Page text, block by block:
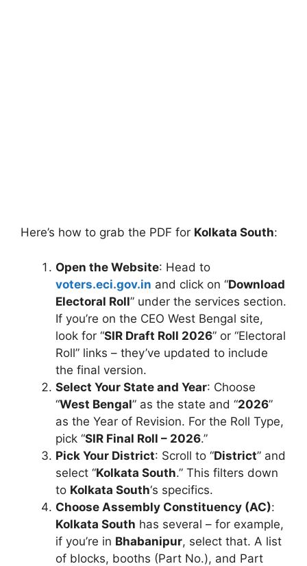
Here’s how to grab the PDF for Kolkata South:
Open the Website: Head to
voters.eci.gov.in and click on “Download
Electoral Roll” under the services section.
If you’re on the CEO West Bengal site,
look for “SIR Draft Roll 2026” or “Electoral
Roll” links – they’ve updated to include
the final version.
Select Your State and Year: Choose
“West Bengal” as the state and “2026”
as the Year of Revision. For the Roll Type,
pick “SIR Final Roll – 2026.”
Pick Your District: Scroll to “District” and
select “Kolkata South.” This filters down
to Kolkata South‘s specifics.
Choose Assembly Constituency (AC):
Kolkata South has several – for example,
if you’re in Bhabanipur, select that. A list
of blocks, booths (Part No.), and Part